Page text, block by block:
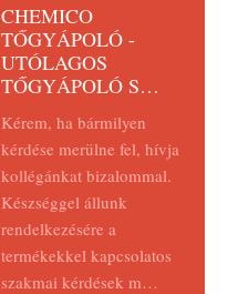
CHEMICO
TŐGYÁPOLÓ -
UTÓLAGOS
TŐGYÁPOLÓ S…
Kérem, ha bármilyen
kérdése merülne fel, hívja
kollégánkat bizalommal.
Készséggel állunk
rendelkezésére a
termékekkel kapcsolatos
szakmai kérdések m…